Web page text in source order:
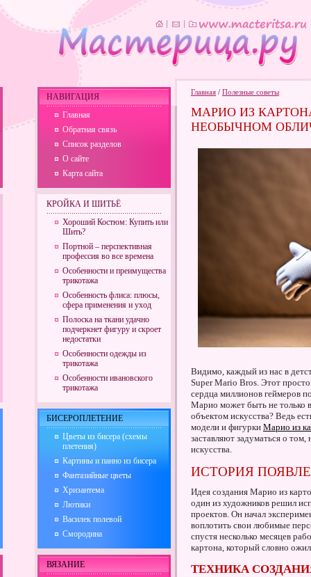
Главная / Полезные советы
МАРИО ИЗ
НЕОБЫЧНОМ
Видимо, каждый из нас в
Super Mario Bros. Этот
сердца миллионов геймеров
Марио может быть не только
объектом искусства? Ведь
модели и фигурки Марио из
заставляют задуматься о
искусства.
ИСТОРИЯ
Идея создания Марио из
один из художников решил
проектов. Он начал
воплотить свои любимые
спустя несколько месяцев
картона, который словно
ТЕХНИКА
НАВИГАЦИЯ
Главная
Обратная связь
Список разделов
О сайте
Карта сайта
КРОЙКА И ШИТЬЁ
Хороший Костюм: Купить или
Шить?
Портной – перспективная
профессия во все времена
Особенности и преимущества
трикотажа
Особенность флиса: плюсы,
сфера применения и уход
Полоска на ткани удачно
подчеркнет фигуру и скроет
недостатки
Особенности одежды из
трикотажа
Особенности ивановского
трикотажа
БИСЕРОПЛЕТЕНИЕ
Цветы из бисера (схемы
плетения)
Картины и панно из бисера
Фантазийные цветы
Хризантема
Лютики
Василек полевой
Смородина
ВЯЗАНИЕ